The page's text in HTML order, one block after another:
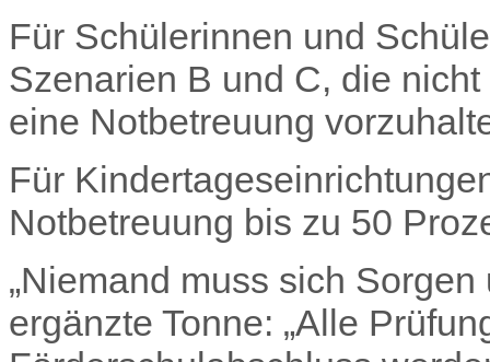
Für Schülerinnen und
Szenarien B und C, die
eine Notbetreuung
Für
Notbetreuung bis zu 50
„Niemand muss sich
ergänzte Tonne: „Alle